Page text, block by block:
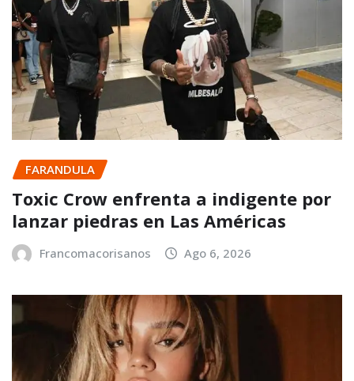
FARANDULA
Toxic Crow enfrenta a indigente por
lanzar piedras en Las Américas
Francomacorisanos Ago 6, 2026